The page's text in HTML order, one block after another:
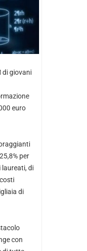
di giovani
euro
per
laureati, di
di
con